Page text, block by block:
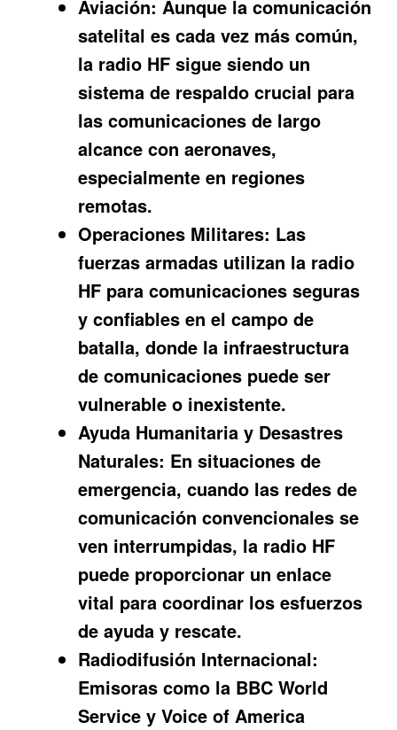
Aviación: Aunque la comunicación
satelital es cada vez más común,
la radio HF sigue siendo un
sistema de respaldo crucial para
las comunicaciones de largo
alcance con aeronaves,
especialmente en regiones
remotas.
Operaciones Militares: Las
fuerzas armadas utilizan la radio
HF para comunicaciones seguras
y confiables en el campo de
batalla, donde la infraestructura
de comunicaciones puede ser
vulnerable o inexistente.
Ayuda Humanitaria y Desastres
Naturales: En situaciones de
emergencia, cuando las redes de
comunicación convencionales se
ven interrumpidas, la radio HF
puede proporcionar un enlace
vital para coordinar los esfuerzos
de ayuda y rescate.
Radiodifusión Internacional:
Emisoras como la BBC World
Service y Voice of America